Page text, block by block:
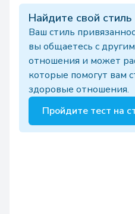
Найдите свой
Ваш стиль
вы общаетесь с
отношения и может
которые помогут вам
здоровые отношения.
Пройдите тест на